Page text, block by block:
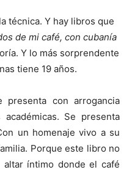
técnica. Y hay libros que
de mi café, con cubanía
Y lo más sorprendente
tiene 19 años.
presenta con arrogancia
Se presenta
un homenaje vivo a su
Porque este libro no
íntimo donde el café